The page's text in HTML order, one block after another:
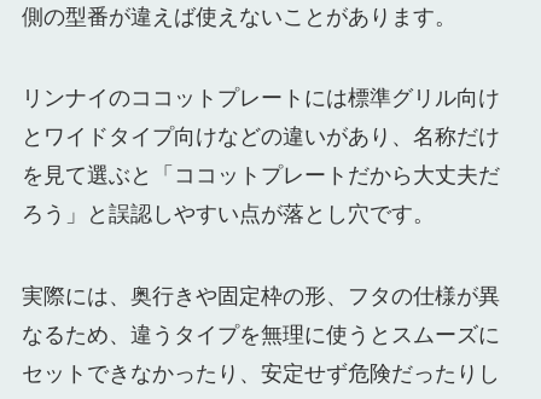
側の型番が違えば使えないことがあります。
リンナイのココットプレートには標準グリル向け
とワイドタイプ向けなどの違いがあり、名称だけ
を見て選ぶと「ココットプレートだから大丈夫だ
ろう」と誤認しやすい点が落とし穴です。
実際には、奥行きや固定枠の形、フタの仕様が異
なるため、違うタイプを無理に使うとスムーズに
セットできなかったり、安定せず危険だったりし